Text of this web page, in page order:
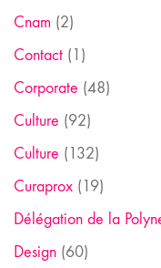
Cnam (2)
Contact (1)
Corporate (48)
Culture (92)
Culture (132)
Curaprox (19)
Délégation de la
Design (60)